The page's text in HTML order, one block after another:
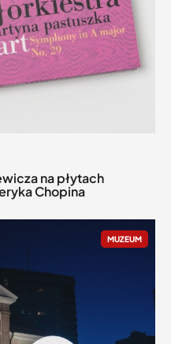
na płytach
Chopina
MUZEUM